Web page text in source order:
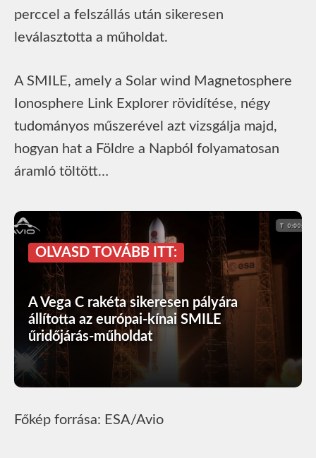
perccel a felszállás után sikeresen
leválasztotta a műholdat.
A SMILE, amely a Solar wind Magnetosphere
Ionosphere Link Explorer rövidítése, négy
tudományos műszerével azt vizsgálja majd,
hogyan hat a Földre a Napból folyamatosan
áramló töltött…
OLVASD TOVÁBB ITT:
A Vega C rakéta sikeresen pályára
állította az európai-kínai SMILE
űridőjárás-műholdat
Főkép forrása: ESA/Avio